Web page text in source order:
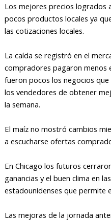
Los mejores precios logrados
pocos productos locales ya
las cotizaciones locales.
La caída se registró en el
compradores pagaron menos
fueron pocos los negocios
los vendedores de obtener
la semana.
El maíz no mostró cambios
a escucharse ofertas
En Chicago los futuros
ganancias y el buen clima en
estadounidenses que permite
Las mejoras de la jornada